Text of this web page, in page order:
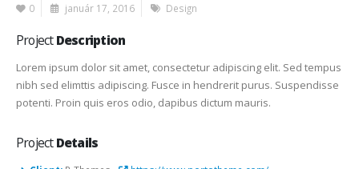
0 január 17, 2016 Design
ProjectDescription
Lorem ipsum dolor sit amet, consectetur adipiscing elit. Sed tempus
nibh sed elimttis adipiscing. Fusce in hendrerit purus. Suspendisse
potenti. Proin quis eros odio, dapibus dictum mauris.
ProjectDetails